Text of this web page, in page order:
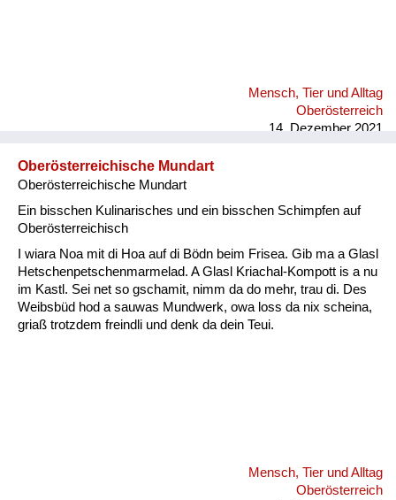
Mensch, Tier und Alltag
Oberösterreich
14. Dezember 2021
Oberösterreichische Mundart
Oberösterreichische Mundart
Ein bisschen Kulinarisches und ein bisschen Schimpfen auf
Oberösterreichisch
I wiara Noa mit di Hoa auf di Bödn beim Frisea. Gib ma a Glasl
Hetschenpetschenmarmelad. A Glasl Kriachal-Kompott is a nu
im Kastl. Sei net so gschamit, nimm da do mehr, trau di. Des
Weibsbüd hod a sauwas Mundwerk, owa loss da nix scheina,
griaß trotzdem freindli und denk da dein Teui.
Mensch, Tier und Alltag
Oberösterreich